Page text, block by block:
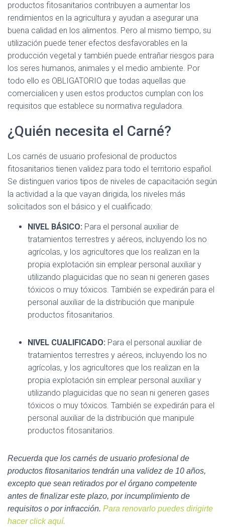
productos fitosanitarios contribuyen a aumentar los
rendimientos en la agricultura y ayudan a asegurar una
buena calidad en los alimentos. Pero al mismo tiempo, su
utilización puede tener efectos desfavorables en la
producción vegetal y también puede entrañar riesgos para
los seres humanos, animales y el medio ambiente. Por
todo ello es OBLIGATORIO que todas aquellas que
comercialicen y usen estos productos cumplan con los
requisitos que establece su normativa reguladora.
¿Quién necesita el Carné?
Los carnés de usuario profesional de productos
fitosanitarios tienen validez para todo el territorio español.
Se distinguen varios tipos de niveles de capacitación según
la actividad a la que vayan dirigida, los niveles más
solicitados son el básico y el cualificado:
NIVEL BÁSICO: Para el personal auxiliar de
tratamientos terrestres y aéreos, incluyendo los no
agrícolas, y los agricultores que los realizan en la
propia explotación sin emplear personal auxiliar y
utilizando plaguicidas que no sean ni generen gases
tóxicos o muy tóxicos. También se expedirán para el
personal auxiliar de la distribución que manipule
productos fitosanitarios.
NIVEL CUALIFICADO: Para el personal auxiliar de
tratamientos terrestres y aéreos, incluyendo los no
agrícolas, y los agricultores que los realizan en la
propia explotación sin emplear personal auxiliar y
utilizando plaguicidas que no sean ni generen gases
tóxicos o muy tóxicos. También se expedirán para el
personal auxiliar de la distribución que manipule
productos fitosanitarios.
Recuerda que los carnés de usuario profesional de
productos fitosanitarios tendrán una validez de 10 años,
excepto que sean retirados por el órgano competente
antes de finalizar este plazo, por incumplimiento de
requisitos o por infracción. Para renovarlo puedes dirigirte
hacer click aquí.